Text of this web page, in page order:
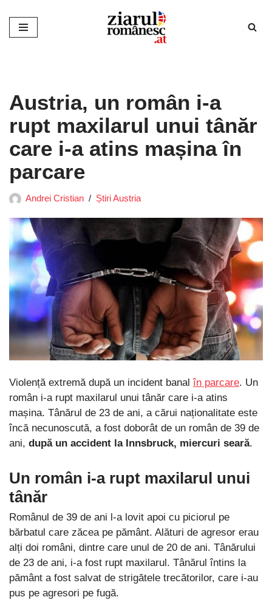
Sari
Austria, un român i-a
rupt maxilarul unui tânăr
care i-a atins mașina în
parcare
Andrei Cristian Știri Austria
Violență extremă după un incident banalîn parcare. Un
român i-a rupt maxilarul unui tânăr care i-a atins
mașina. Tânărul de 23 de ani, a cărui naționalitate este
încă necunoscută, a fost doborât de un român de 39 de
ani, după un accident la Innsbruck, miercuri seară.
Un român i-a rupt maxilarul unui
tânăr
Românul de 39 de ani l-a lovit apoi cu piciorul pe
bărbatul care zăcea pe pământ. Alături de agresor erau
alți doi români, dintre care unul de 20 de ani. Tânărului
de 23 de ani, i-a fost rupt maxilarul. Tânărul întins la
pământ a fost salvat de strigătele trecătorilor, care i-au
pus pe agresori pe fugă.